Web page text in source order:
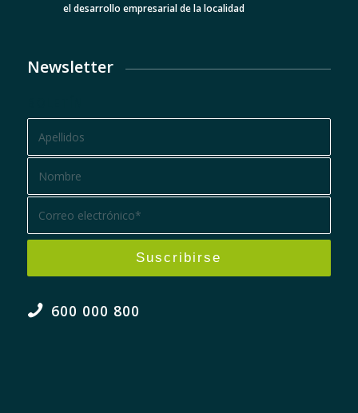
el desarrollo empresarial de la localidad
Newsletter
600 000 800